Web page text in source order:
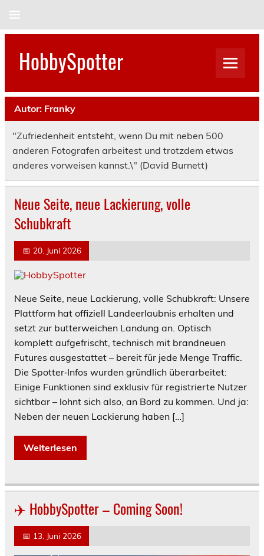
HobbySpotter
Autor: Franky
"Zufriedenheit entsteht, wenn Du mit neben 500
anderen Fotografen arbeitest und trotzdem etwas
anderes vorweisen kannst.\" (David Burnett)
Neue Seite, neue Lackierung, volle
Schubkraft
📅 20. Juni 2026
Neue Seite, neue Lackierung, volle Schubkraft: Unsere
Plattform hat offiziell Landeerlaubnis erhalten und
setzt zur butterweichen Landung an. Optisch
komplett aufgefrischt, technisch mit brandneuen
Futures ausgestattet – bereit für jede Menge Traffic.
Die Spotter‑Infos wurden gründlich überarbeitet:
Einige Funktionen sind exklusiv für registrierte Nutzer
sichtbar – lohnt sich also, an Bord zu kommen. Und ja:
Neben der neuen Lackierung haben […]
Weiterlesen
✈️ HobbySpotter – Coming Soon!
📅 13. Juni 2026